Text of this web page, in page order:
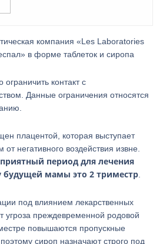
компания «Les Laboratories
в форме таблеток и сиропа
контакт с
Данные ограничения относятся
плацентой, которая выступает
негативного воздействия извне.
период для лечения
будущей мамы это 2 триместр
под влиянием лекарственных
угроза преждевременной родовой
повышаются пропускные
сироп назначают строго под